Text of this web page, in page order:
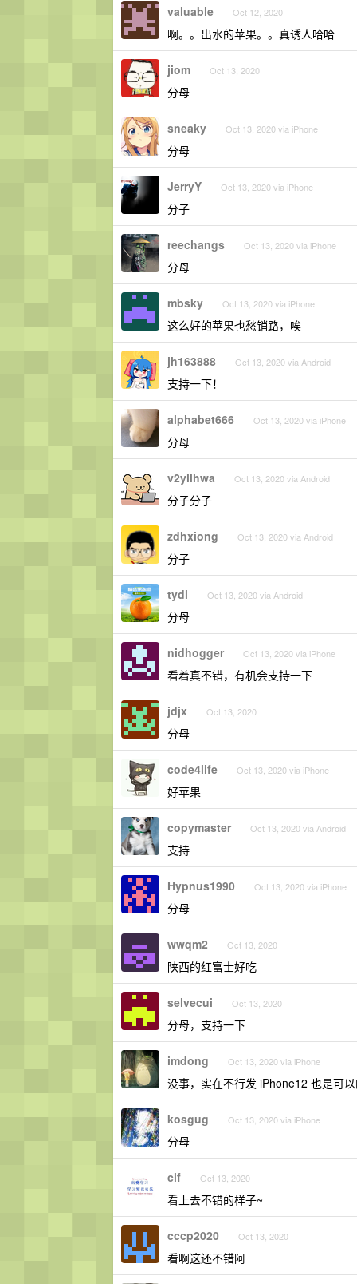
valuable Oct 12, 2020
啊。。出水的苹果。。真诱人哈哈
jiom Oct 13, 2020
分母
sneaky Oct 13, 2020 via iPhone
分母
JerryY Oct 13, 2020 via iPhone
分子
reechangs Oct 13, 2020 via iPhone
分母
mbsky Oct 13, 2020 via iPhone
这么好的苹果也愁销路，唉
jh163888 Oct 13, 2020 via Android
支持一下！
alphabet666 Oct 13, 2020 via iPhone
分母
v2yllhwa Oct 13, 2020 via Android
分子分子
zdhxiong Oct 13, 2020 via Android
分子
tydl Oct 13, 2020 via Android
分母
nidhogger Oct 13, 2020 via iPhone
看着真不错，有机会支持一下
jdjx Oct 13, 2020
分母
code4life Oct 13, 2020 via iPhone
好苹果
copymaster Oct 13, 2020 via Android
支持
Hypnus1990 Oct 13, 2020 via iPhone
分母
wwqm2 Oct 13, 2020
陕西的红富士好吃
selvecui Oct 13, 2020
分母，支持一下
imdong Oct 13, 2020 via iPhone
没事，实在不行发 iPhone12 也是可以
kosgug Oct 13, 2020 via iPhone
分母
clf Oct 13, 2020
看上去不错的样子~
cccp2020 Oct 13, 2020
看啊这还不错阿